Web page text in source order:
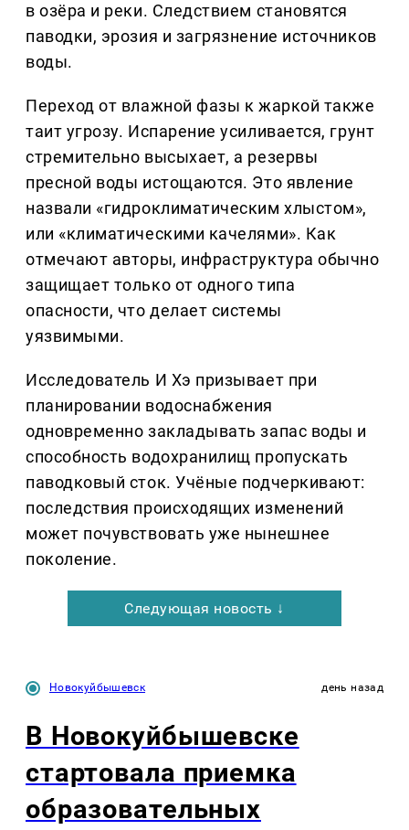
в озёра и реки. Следствием становятся
паводки, эрозия и загрязнение источников
воды.
Переход от влажной фазы к жаркой также
таит угрозу. Испарение усиливается, грунт
стремительно высыхает, а резервы
пресной воды истощаются. Это явление
назвали «гидроклиматическим хлыстом»,
или «климатическими качелями». Как
отмечают авторы, инфраструктура обычно
защищает только от одного типа
опасности, что делает системы
уязвимыми.
Исследователь И Хэ призывает при
планировании водоснабжения
одновременно закладывать запас воды и
способность водохранилищ пропускать
паводковый сток. Учёные подчеркивают:
последствия происходящих изменений
может почувствовать уже нынешнее
поколение.
Следующая новость ↓
Новокуйбышевск день назад
В Новокуйбышевске
стартовала приемка
образовательных